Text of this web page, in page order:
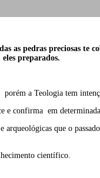
as pedras preciosas te
preparados.
a Teologia tem
e confirma em
arqueológicas que o
científico.